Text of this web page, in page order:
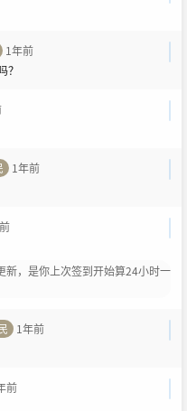
1年前
？
1年前
新，是你上次签到开始算24小时一
1年前
前